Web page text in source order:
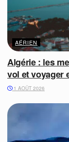
AÉRIEN
Algérie : les
vol et voyager
1 AOÛT 2026